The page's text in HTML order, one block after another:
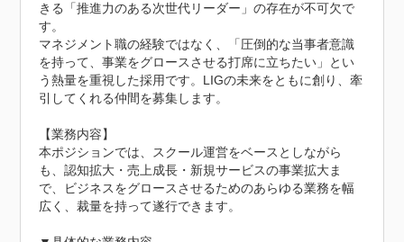
きる「推進力のある次世代リーダー」の存在が不可欠で
す。
マネジメント職の経験ではなく、「圧倒的な当事者意識
を持って、事業をグロースさせる打席に立ちたい」とい
う熱量を重視した採用です。LIGの未来をともに創り、牽
引してくれる仲間を募集します。
【業務内容】
本ポジションでは、スクール運営をベースとしながら
も、認知拡大・売上成長・新規サービスの事業拡大ま
で、ビジネスをグロースさせるためのあらゆる業務を幅
広く、裁量を持って遂行できます。